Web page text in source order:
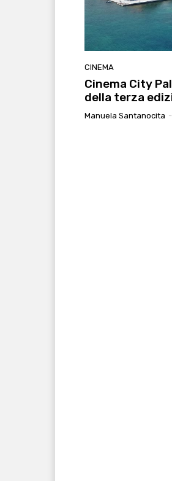
CINEMA
Cinema City
della terza
Manuela Santanocita -